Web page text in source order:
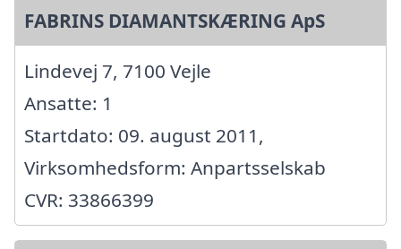
FABRINS DIAMANTSKÆRING ApS
Lindevej 7, 7100 Vejle
Ansatte: 1
Startdato: 09. august 2011,
Virksomhedsform: Anpartsselskab
CVR: 33866399